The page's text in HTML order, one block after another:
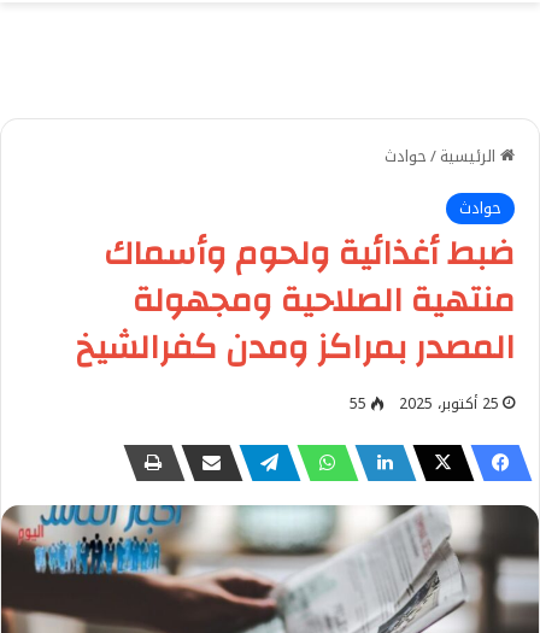
الرئيسية/حوادث
حوادث
ضبط أغذائية ولحوم وأسماك
منتهية الصلاحية ومجهولة
المصدر بمراكز ومدن كفرالشيخ
25 أكتوبر، 2025 55